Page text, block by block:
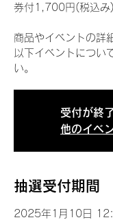
券付1,700円(税込み)
商品やイベントの詳
以下イベントについ
い。
受付が終
他のイベ
抽選受付期間
2025年1月10日